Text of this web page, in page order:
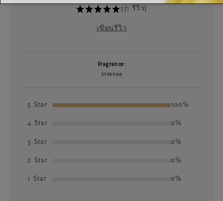
5 (1 รีวิว)
เขียนรีวิว
Fragrance:
Intense
5 Star 100%
4 Star 0%
3 Star 0%
2 Star 0%
1 Star 0%